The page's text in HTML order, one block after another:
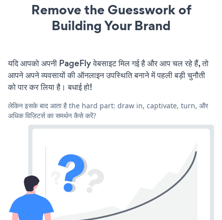
Remove the Guesswork of
Building Your Brand
यदि आपको अपनी PageFly वेबसाइट मिल गई है और आप चल रहे हैं, तो
आपने अपने व्यवसायों की ऑनलाइन उपस्थिति बनाने में पहली बड़ी चुनौती
को पार कर लिया है। बधाई हो!
लेकिन इसके बाद आता है the hard part: draw in, captivate, turn, और
अधिक विज़िटर्स का समर्थन कैसे करें?